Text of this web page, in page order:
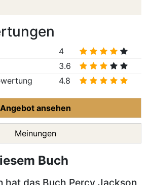
4
3.6
4.8
Angebot ansehen
Meinungen
Buch